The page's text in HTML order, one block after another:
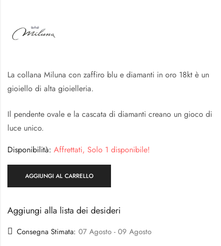
La collana Miluna con zaffiro blu e diamanti in oro 18kt è un
gioiello di alta gioielleria.
Il pendente ovale e la cascata di diamanti creano un gioco di
luce unico.
Disponibilità: Affrettati, Solo 1 disponibile!
AGGIUNGI AL CARRELLO
Aggiungi alla lista dei desideri
Consegna Stimata: 07 Agosto - 09 Agosto